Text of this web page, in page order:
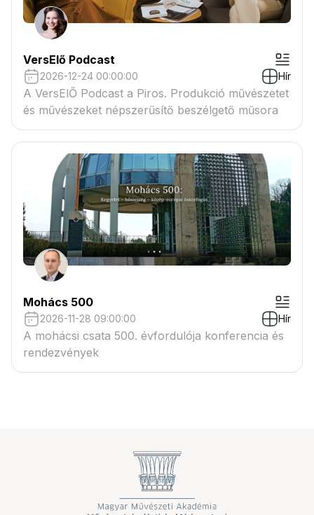
VersElő Podcast
2026-12-24 00:00:00 Hír
A VersElŐ Podcast a Piros. Produkció művészetet
és művészeket népszerűsítő beszélgető műsora
Mohács 500
2026-11-28 09:00:00 Hír
A mohácsi csata 500. évfordulója konferencia és
rendezvények